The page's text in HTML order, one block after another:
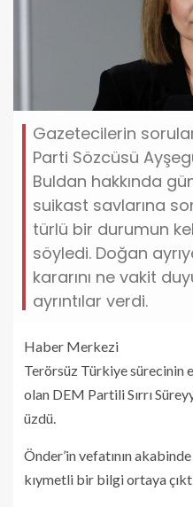
Gazetecilerin
Parti Sözcüsü
Buldan hakkında
suikast savlarına
türlü bir durumun
söyledi. Doğan
kararını ne vakit
ayrıntılar verdi.
Haber Merkezi
Terörsüz Türkiye sürecinin
olan DEM Partili Sırrı
üzdü.
Önder’in vefatının
kıymetli bir bilgi ortaya